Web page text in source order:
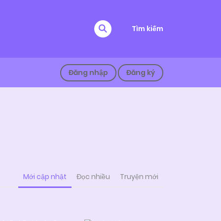
Tìm kiếm
Đăng nhập Đăng ký
Mới cập nhật Đọc nhiều Truyện mới